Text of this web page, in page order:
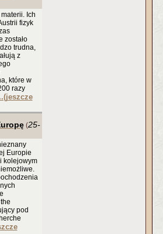
Ich
fizyk
zostało
trudna,
z
które w
razy
..(jeszcze
(25-
Europie
kolejowym
pod